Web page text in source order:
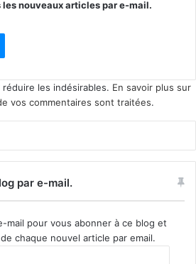
nouveaux articles par e-mail.
les indésirables. En savoir plus sur
vos commentaires sont traitées.
par e-mail.
mail pour vous abonner à ce blog et
chaque nouvel article par email.